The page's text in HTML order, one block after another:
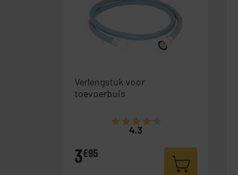
Verlengstuk voor
toevoerbuis
★★★★★
★★★★★
4.3
3€95